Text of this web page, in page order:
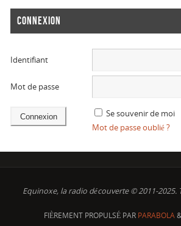
CONNEXION
Identifiant
Mot de passe
Se souvenir de moi
Mot de passe oublié ?
Equinoxe, la radio découverte © 2011-2025.
FIÈREMENT PROPULSÉ PAR PARABOLA